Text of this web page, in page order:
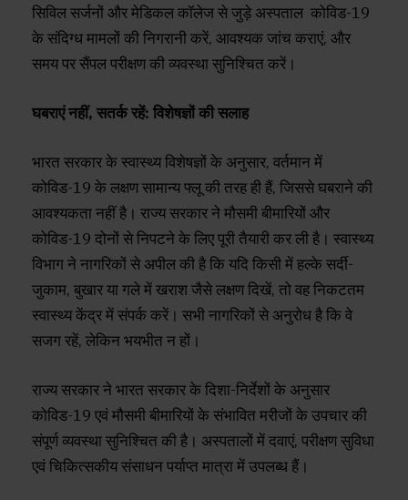
सिविल सर्जनों और मेडिकल कॉलेज से जुड़े अस्पताल कोविड-19
के संदिग्ध मामलों की निगरानी करें, आवश्यक जांच कराएं, और
समय पर सैंपल परीक्षण की व्यवस्था सुनिश्चित करें।
घबराएं नहीं, सतर्क रहें: विशेषज्ञों की सलाह
भारत सरकार के स्वास्थ्य विशेषज्ञों के अनुसार, वर्तमान में
कोविड-19 के लक्षण सामान्य फ्लू की तरह ही हैं, जिससे घबराने की
आवश्यकता नहीं है। राज्य सरकार ने मौसमी बीमारियों और
कोविड-19 दोनों से निपटने के लिए पूरी तैयारी कर ली है। स्वास्थ्य
विभाग ने नागरिकों से अपील की है कि यदि किसी में हल्के सर्दी-
जुकाम, बुखार या गले में खराश जैसे लक्षण दिखें, तो वह निकटतम
स्वास्थ्य केंद्र में संपर्क करें। सभी नागरिकों से अनुरोध है कि वे
सजग रहें, लेकिन भयभीत न हों।
राज्य सरकार ने भारत सरकार के दिशा-निर्देशों के अनुसार
कोविड-19 एवं मौसमी बीमारियों के संभावित मरीजों के उपचार की
संपूर्ण व्यवस्था सुनिश्चित की है। अस्पतालों में दवाएं, परीक्षण सुविधा
एवं चिकित्सकीय संसाधन पर्याप्त मात्रा में उपलब्ध हैं।